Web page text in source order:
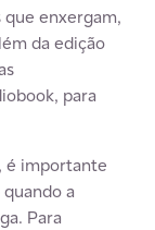
que enxergam,
da edição
para
é importante
a
Para